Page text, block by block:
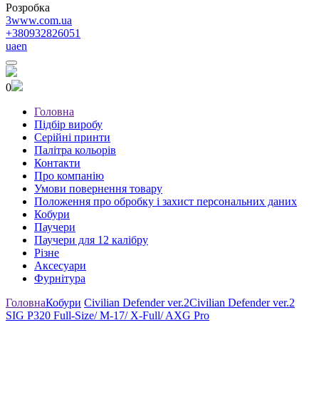
Розробка
3www.com.ua
+380932826051
uaen
0
Головна
Підбір виробу
Серійні принти
Палітра кольорів
Контакти
Про компанію
Умови повернення товару
Положення про обробку і захист персональних даних
Кобури
Паучери
Паучери для 12 калібру
Різне
Аксесуари
Фурнітура
ГоловнаКобури Civilian Defender ver.2Civilian Defender ver.2
SIG P320 Full-Size/ M-17/ X-Full/ AXG Pro